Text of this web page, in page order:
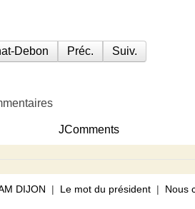
Debon Préc. Suiv.
JComments
DIJON | Le mot du président | Nous